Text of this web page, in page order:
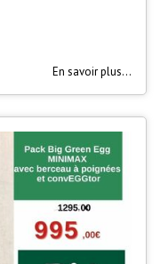
En savoir plus...